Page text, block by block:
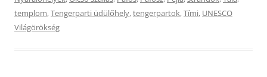
templom,Tengerparti üdülőhely,tengerpartok,Tími, UNESCO
Világörökség